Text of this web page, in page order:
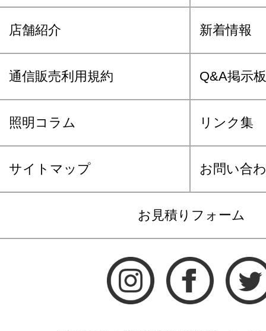
店舗紹介 新着情報
通信販売利用規約 Q&A掲示板
照明コラム リンク集
サイトマップ お問い合
お見積りフォーム